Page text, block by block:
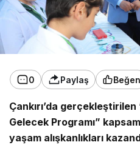
0 Paylaş Beğen
Çankırı’da gerçekleştirilen
Gelecek Programı”
yaşam alışkanlıkları